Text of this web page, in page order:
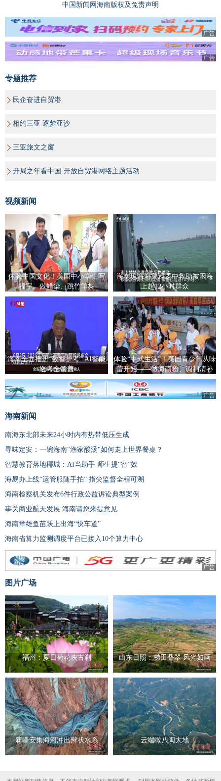
中国新闻网海南版权及免责声明
广告
广告
专题推荐
民企奋进自贸港
相约三亚 逐梦亚沙
三亚旅文之窗
开局之年看中国·开放自贸港网络主题活动
视频新闻
体验中国文化！美国中小学生写
福字、做蜡染、跳竹竿舞
海南琼海海警巡逻中救助被困海
上超12小时群众
海南全面推进“数智护考” AI智能
巡考全覆盖
体验“中式生活”！美国青少年从味
蕾开始——做海南粉、调制清补
凉、包饺子
广告
海南新闻
南海东北部未来24小时内有热带低压生成
寻味定安：一碗海南"渔家酸汤"如何走上世界餐桌？
智慧教育落地椰城：AI当助手 师生提“智”效
海易办上线“运管服随手拍” 指尖监督全程可溯
海南检察机关发布6件行政公益诉讼典型案例
事关商业航天发展 海南请您来提意见
海南章雄鱼苗跃上出海“快车道”
海南省算力监测调度平台已接入10个算力中心
广告
图片广场
福州：夏日荷花映古刹 山东日照：梯田叠翠 风光如画
新疆安集海河冲出辫状水系 云端瞰八闽大地